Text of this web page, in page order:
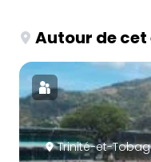
Autour de
Trinité-et-